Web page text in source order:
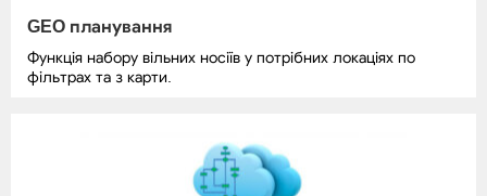
GEO планування
Функція набору вільних носіїв у потрібних локаціях по
фільтрах та з карти.